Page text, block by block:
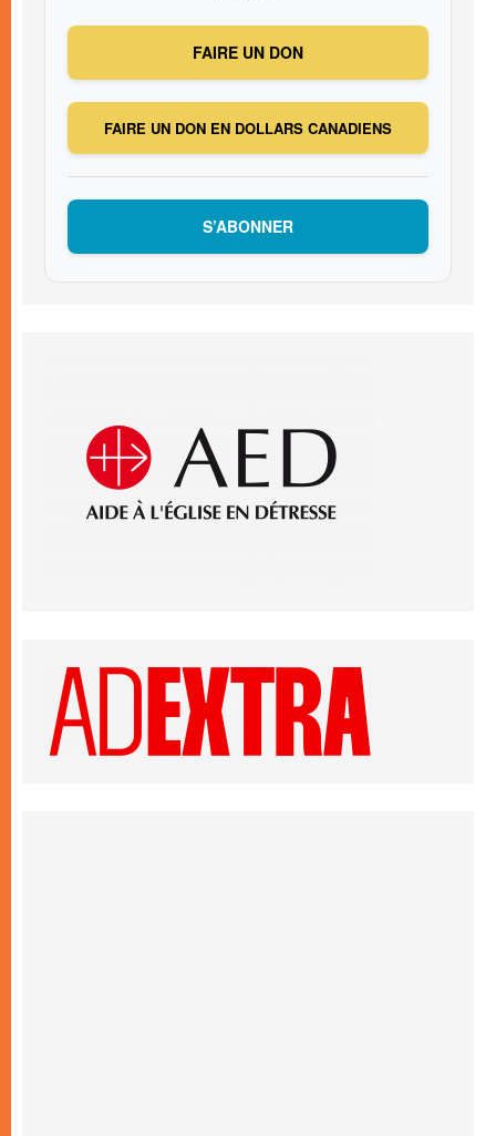
FAIRE UN DON
FAIRE UN DON EN DOLLARS CANADIENS
S’ABONNER